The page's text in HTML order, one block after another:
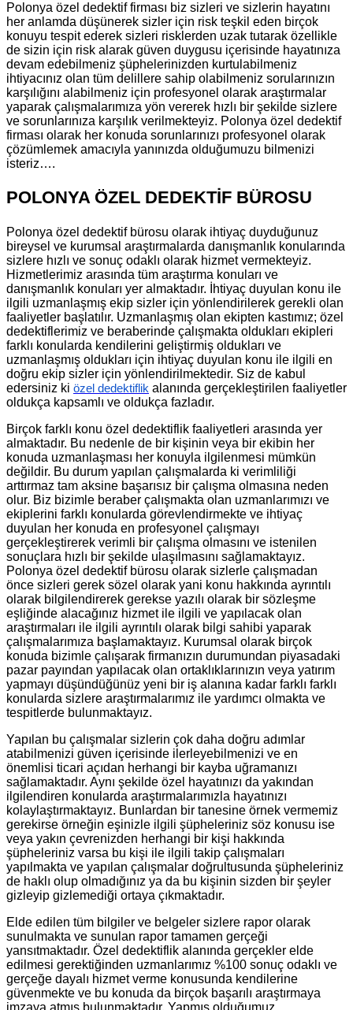
Polonya özel dedektif firması biz sizleri ve sizlerin hayatını
her anlamda düşünerek sizler için risk teşkil eden birçok
konuyu tespit ederek sizleri risklerden uzak tutarak özellikle
de sizin için risk alarak güven duygusu içerisinde hayatınıza
devam edebilmeniz şüphelerinizden kurtulabilmeniz
ihtiyacınız olan tüm delillere sahip olabilmeniz sorularınızın
karşılığını alabilmeniz için profesyonel olarak araştırmalar
yaparak çalışmalarımıza yön vererek hızlı bir şekilde sizlere
ve sorunlarınıza karşılık verilmekteyiz. Polonya özel dedektif
firması olarak her konuda sorunlarınızı profesyonel olarak
çözümlemek amacıyla yanınızda olduğumuzu bilmenizi
isteriz….
POLONYA ÖZEL DEDEKTİF BÜROSU
Polonya özel dedektif bürosu olarak ihtiyaç duyduğunuz
bireysel ve kurumsal araştırmalarda danışmanlık konularında
sizlere hızlı ve sonuç odaklı olarak hizmet vermekteyiz.
Hizmetlerimiz arasında tüm araştırma konuları ve
danışmanlık konuları yer almaktadır. İhtiyaç duyulan konu ile
ilgili uzmanlaşmış ekip sizler için yönlendirilerek gerekli olan
faaliyetler başlatılır. Uzmanlaşmış olan ekipten kastımız; özel
dedektiflerimiz ve beraberinde çalışmakta oldukları ekipleri
farklı konularda kendilerini geliştirmiş oldukları ve
uzmanlaşmış oldukları için ihtiyaç duyulan konu ile ilgili en
doğru ekip sizler için yönlendirilmektedir. Siz de kabul
edersiniz ki özel dedektiflik alanında gerçekleştirilen faaliyetler
oldukça kapsamlı ve oldukça fazladır.
Birçok farklı konu özel dedektiflik faaliyetleri arasında yer
almaktadır. Bu nedenle de bir kişinin veya bir ekibin her
konuda uzmanlaşması her konuyla ilgilenmesi mümkün
değildir. Bu durum yapılan çalışmalarda ki verimliliği
arttırmaz tam aksine başarısız bir çalışma olmasına neden
olur. Biz bizimle beraber çalışmakta olan uzmanlarımızı ve
ekiplerini farklı konularda görevlendirmekte ve ihtiyaç
duyulan her konuda en profesyonel çalışmayı
gerçekleştirerek verimli bir çalışma olmasını ve istenilen
sonuçlara hızlı bir şekilde ulaşılmasını sağlamaktayız.
Polonya özel dedektif bürosu olarak sizlerle çalışmadan
önce sizleri gerek sözel olarak yani konu hakkında ayrıntılı
olarak bilgilendirerek gerekse yazılı olarak bir sözleşme
eşliğinde alacağınız hizmet ile ilgili ve yapılacak olan
araştırmaları ile ilgili ayrıntılı olarak bilgi sahibi yaparak
çalışmalarımıza başlamaktayız. Kurumsal olarak birçok
konuda bizimle çalışarak firmanızın durumundan piyasadaki
pazar payından yapılacak olan ortaklıklarınızın veya yatırım
yapmayı düşündüğünüz yeni bir iş alanına kadar farklı farklı
konularda sizlere araştırmalarımız ile yardımcı olmakta ve
tespitlerde bulunmaktayız.
Yapılan bu çalışmalar sizlerin çok daha doğru adımlar
atabilmenizi güven içerisinde ilerleyebilmenizi ve en
önemlisi ticari açıdan herhangi bir kayba uğramanızı
sağlamaktadır. Aynı şekilde özel hayatınızı da yakından
ilgilendiren konularda araştırmalarımızla hayatınızı
kolaylaştırmaktayız. Bunlardan bir tanesine örnek vermemiz
gerekirse örneğin eşinizle ilgili şüpheleriniz söz konusu ise
veya yakın çevrenizden herhangi bir kişi hakkında
şüpheleriniz varsa bu kişi ile ilgili takip çalışmaları
yapılmakta ve yapılan çalışmalar doğrultusunda şüpheleriniz
de haklı olup olmadığınız ya da bu kişinin sizden bir şeyler
gizleyip gizlemediği ortaya çıkmaktadır.
Elde edilen tüm bilgiler ve belgeler sizlere rapor olarak
sunulmakta ve sunulan rapor tamamen gerçeği
yansıtmaktadır. Özel dedektiflik alanında gerçekler elde
edilmesi gerektiğinden uzmanlarımız %100 sonuç odaklı ve
gerçeğe dayalı hizmet verme konusunda kendilerine
güvenmekte ve bu konuda da birçok başarılı araştırmaya
imzaya atmış bulunmaktadır. Yapmış olduğumuz